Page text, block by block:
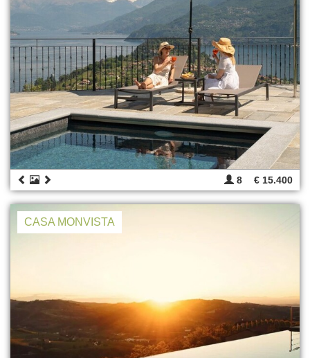
8 € 15.400
CASA MONVISTA